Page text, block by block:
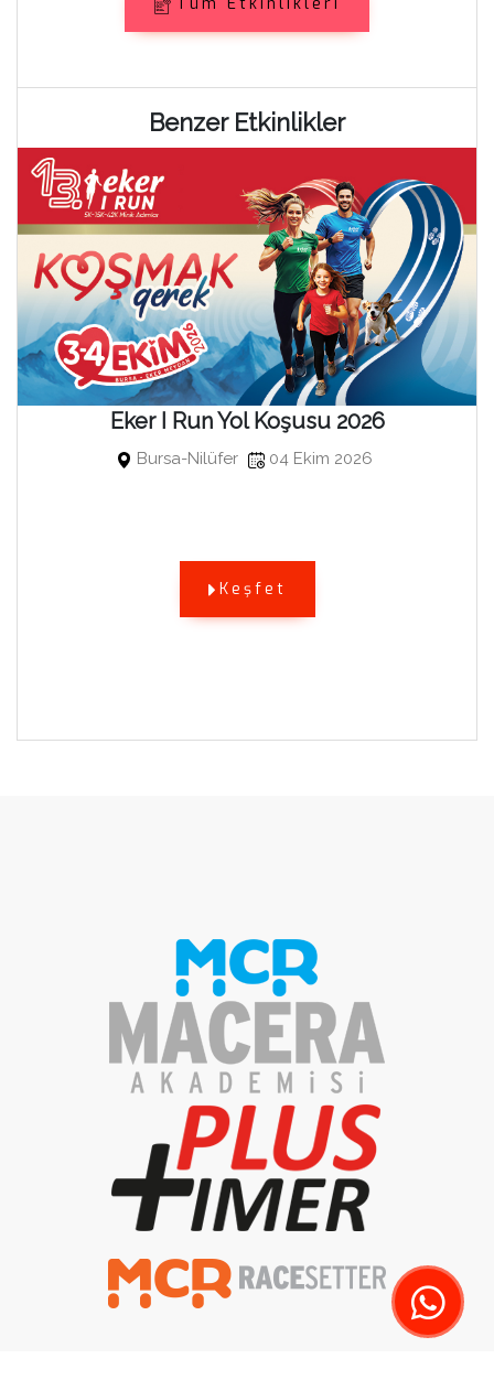
Tüm Etkinlikleri
Benzer Etkinlikler
Eker I Run Yol Koşusu 2026
Bursa-Nilüfer 04 Ekim 2026
Keşfet